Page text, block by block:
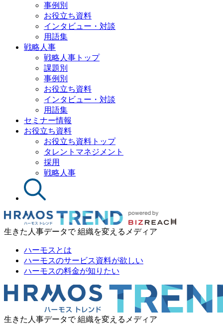
事例別
お役立ち資料
インタビュー・対談
用語集
戦略人事
戦略人事トップ
課題別
事例別
お役立ち資料
インタビュー・対談
用語集
セミナー情報
お役立ち資料
お役立ち資料トップ
タレントマネジメント
採用
戦略人事
生きた人事データで 組織を変えるメディア
ハーモスとは
ハーモスのサービス資料が欲しい
ハーモスの料金が知りたい
生きた人事データで 組織を変えるメディア